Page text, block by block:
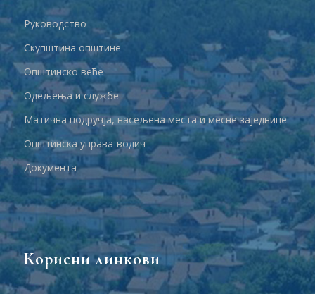
Руководство
Скупштина општине
Општинско веће
Одељења и службе
Матична подручја, насељена места и месне заједнице
Општинска управа-водич
Документа
Корисни линкови